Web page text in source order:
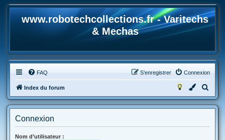
www.robotechcollections.fr - Varitechs
& Mechas
FAQ Connexion
S’enregistrer
Index du forum
e
Connexion
Nom d’utilisateur :